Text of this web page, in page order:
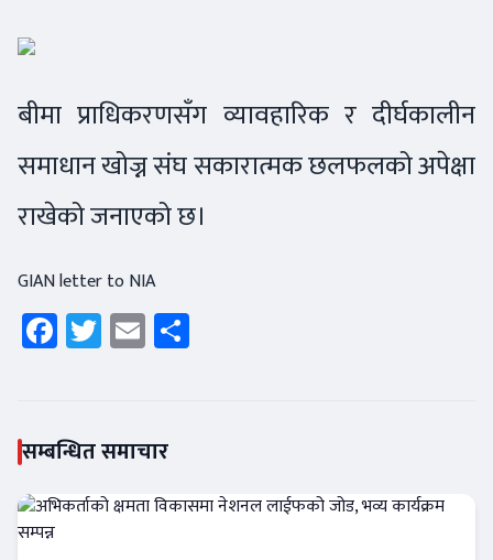
बीमा प्राधिकरणसँग व्यावहारिक र दीर्घकालीन
समाधान खोज्न संघ सकारात्मक छलफलको अपेक्षा
राखेको जनाएको छ।
GIAN letter to NIA
Facebook
Twitter
Email
सम्बन्धित समाचार